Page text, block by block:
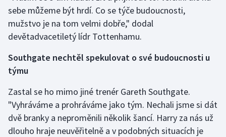
Stolní tenis
Triatlon
Veslování
Volejbal
Ostatní
sebe můžeme být hrdí. Co se týče budoucnosti,
mužstvo je na tom velmi dobře," dodal
devětadvacetiletý lídr Tottenhamu.
Southgate nechtěl spekulovat o své budoucnosti u
týmu
Zastal se ho mimo jiné trenér Gareth Southgate.
"Vyhráváme a prohráváme jako tým. Nechali jsme si dát
dvě branky a neproměnili několik šancí. Harry za nás už
dlouho hraje neuvěřitelně a v podobných situacích je